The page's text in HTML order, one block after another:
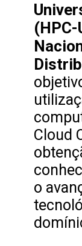
Cloud
o